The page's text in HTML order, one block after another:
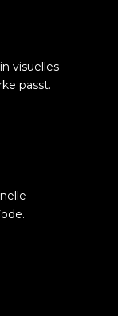
visuelles
passt.